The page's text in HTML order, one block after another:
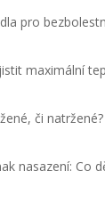
pro
maximální
či
nasazení: Co